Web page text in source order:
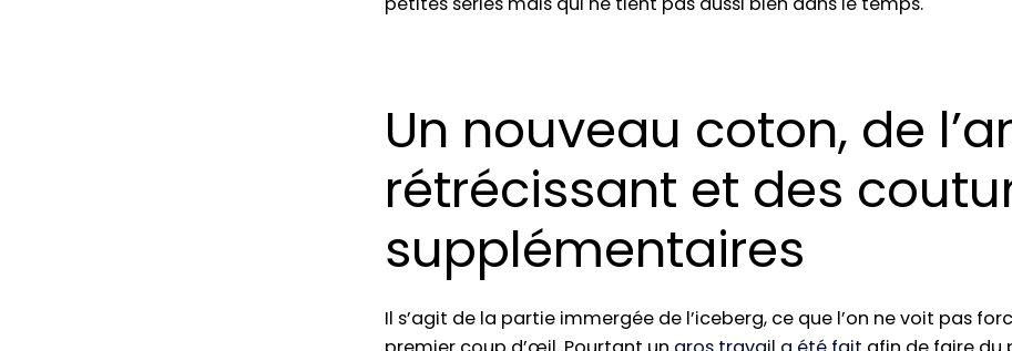
Un nouveau coton, de
rétrécissant et des
supplémentaires
Il s’agit de la partie immergée de l’iceberg, ce que l’on ne voit pas